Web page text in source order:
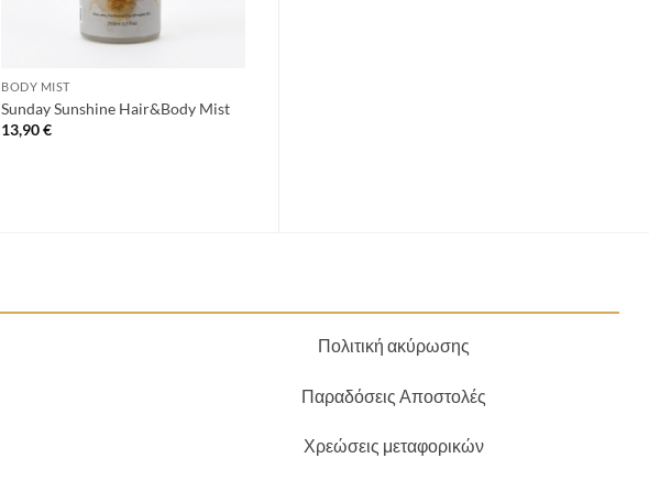
BODY MIST
Sunday Sunshine Hair&Body Mist
13,90€
Πολιτική ακύρωσης
Παραδόσεις Αποστολές
Χρεώσεις μεταφορικών